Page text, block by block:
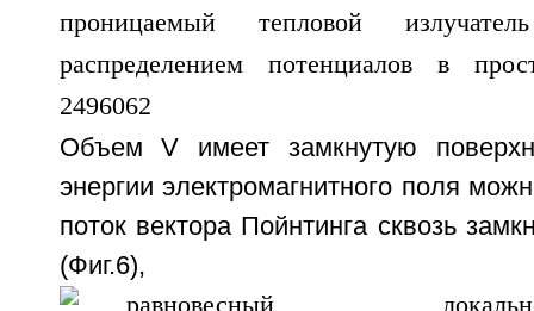
Объем V имеет замкнутую
энергии электромагнитного поля
поток вектора Пойнтинга сквозь